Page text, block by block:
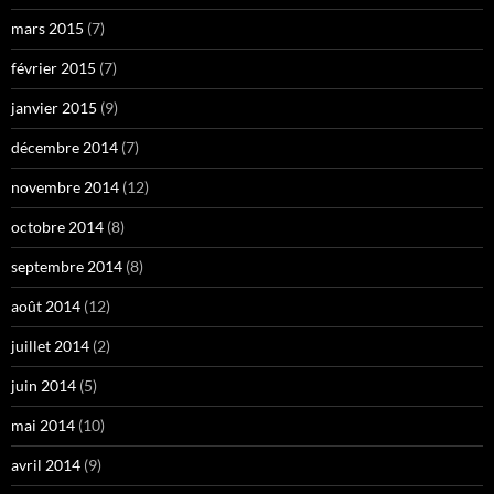
mars 2015 (7)
février 2015 (7)
janvier 2015 (9)
décembre 2014 (7)
novembre 2014 (12)
octobre 2014 (8)
septembre 2014 (8)
août 2014 (12)
juillet 2014 (2)
juin 2014 (5)
mai 2014 (10)
avril 2014 (9)